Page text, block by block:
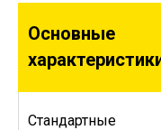
Основные
Стандартные